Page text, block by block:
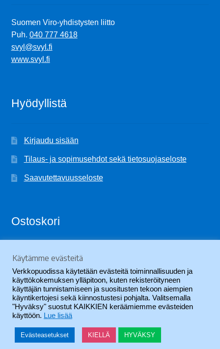
Suomen Viro-yhdistysten liitto
Puh. 040 777 4618
svyl@svyl.fi
www.svyl.fi
Hyödyllistä
Kirjaudu sisään
Tilaus- ja sopimusehdot sekä tietosuojaseloste
Saavutettavuusseloste
Ostoskori
Ostoskori on tyhjä.
Käytämme evästeitä
Verkkopuodissa käytetään evästeitä toiminnallisuuden ja
käyttökokemuksen ylläpitoon, kuten rekisteröityneen
käyttäjän tunnistamiseen ja suositusten tekoon aiempien
käyntikertojesi sekä kiinnostustesi pohjalta. Valitsemalla
"Hyväksy" suostut KAIKKIEN keräämiemme evästeiden
käyttöön. Lue lisää
Evästeasetukset KIELLÄ HYVÄKSY